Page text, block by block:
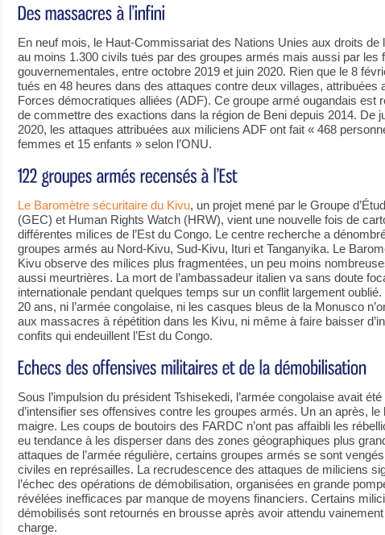
En neuf mois, le Haut-Commissariat des Nations Unies aux droits de
au moins 1.300 civils tués par des groupes armés mais aussi par les
gouvernementales, entre octobre 2019 et juin 2020. Rien que le 8
tués en 48 heures dans des attaques contre deux villages, attribuées
Forces démocratiques alliées (ADF). Ce groupe armé ougandais est
de commettre des exactions dans la région de Beni depuis 2014. De
2020, les attaques attribuées aux miliciens ADF ont fait « 468
femmes et 15 enfants » selon l’ONU.
Le Baromètre sécuritaire du Kivu, un projet mené par le Groupe
(GEC) et Human Rights Watch (HRW), vient une nouvelle fois de
différentes milices de l’Est du Congo. Le centre recherche a
groupes armés au Nord-Kivu, Sud-Kivu, Ituri et Tanganyika. Le
Kivu observe des milices plus fragmentées, un peu moins
aussi meurtrières. La mort de l’ambassadeur italien va sans doute
internationale pendant quelques temps sur un conflit largement
20 ans, ni l’armée congolaise, ni les casques bleus de la Monusco
aux massacres à répétition dans les Kivu, ni même à faire baisser
confits qui endeuillent l’Est du Congo.
Sous l’impulsion du président Tshisekedi, l’armée congolaise avait
d’intensifier ses offensives contre les groupes armés. Un an après, le
maigre. Les coups de boutoirs des FARDC n’ont pas affaibli les
eu tendance à les disperser dans des zones géographiques plus
attaques de l’armée régulière, certains groupes armés se sont
civiles en représailles. La recrudescence des attaques de miliciens
l’échec des opérations de démobilisation, organisées en grande
révélées inefficaces par manque de moyens financiers. Certains
démobilisés sont retournés en brousse après avoir attendu
charge.